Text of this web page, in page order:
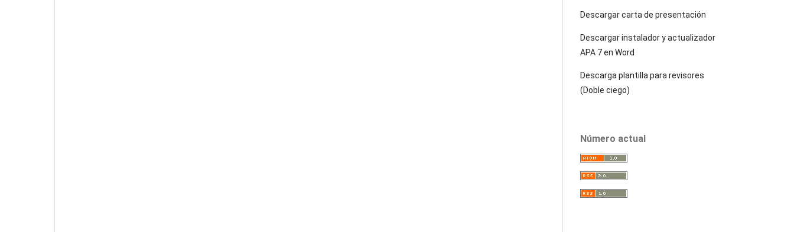
Descargar carta de presentación
Descargar instalador y actualizador
APA 7 en Word
Descarga plantilla para revisores
(Doble ciego)
Número actual